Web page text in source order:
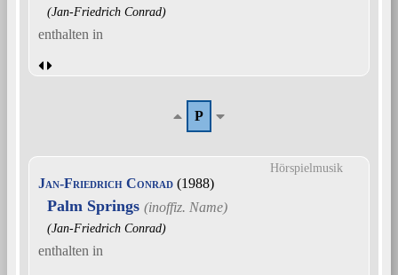
(Jan-Friedrich Conrad)
enthalten in
P
Hörspielmusik
Jan-Friedrich Conrad (1988)
Palm Springs
(Jan-Friedrich Conrad)
enthalten in